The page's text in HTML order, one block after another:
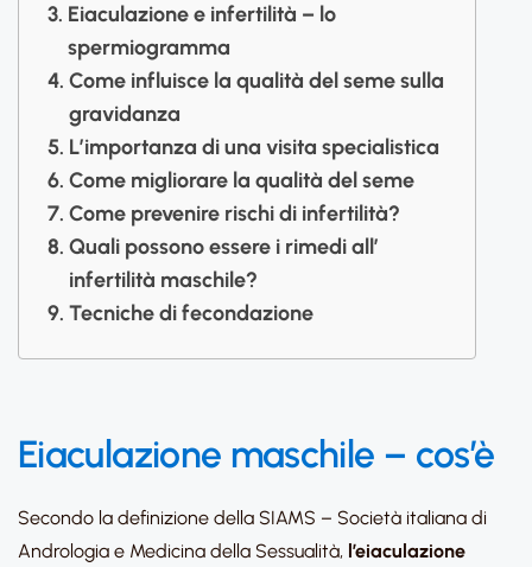
Eiaculazione e infertilità – lo
spermiogramma
Come influisce la qualità del seme sulla
gravidanza
L’importanza di una visita specialistica
Come migliorare la qualità del seme
Come prevenire rischi di infertilità?
Quali possono essere i rimedi all’
infertilità maschile?
Tecniche di fecondazione
Eiaculazione maschile – cos’è
Secondo la definizione della SIAMS – Società italiana di
Andrologia e Medicina della Sessualità, l’eiaculazione